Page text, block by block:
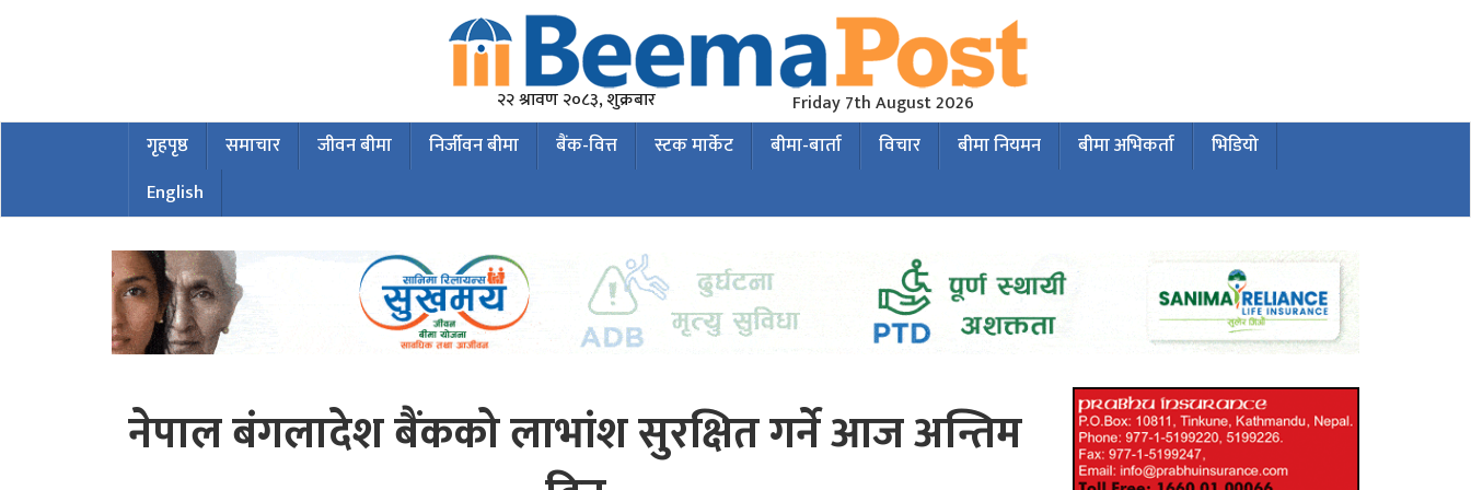
२२ श्रावण २०८३, शुक्रबार Friday 7th August 2026
गृहपृष्ठ समाचार जीवन बीमा निर्जीवन बीमा बैंक-वित्त स्टक मार्केट बीमा-बार्ता विचार बीमा नियमन बीमा अभिकर्ता
भिडियो
English
नेपाल बंगलादेश बैंकको लाभांश सुरक्षित गर्ने आज अन्तिम